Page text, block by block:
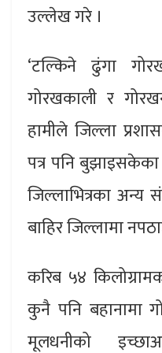
उल्लेख गरे ।
‘टल्किने ढुंगा
गोरखकाली र
हामीले जिल्ला
पत्र पनि
जिल्लाभित्रका
बाहिर जिल्लामा
करिब ५४
कुनै पनि बहानामा
मूलधनीको